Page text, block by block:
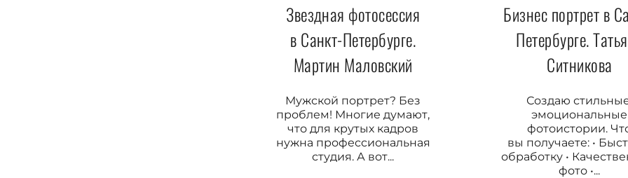
Звездная фотосессия
в Санкт-Петербурге.
Мартин Маловский
Мужской портрет? Без
проблем! Многие думают,
что для крутых кадров
нужна профессиональная
студия. А вот...
Бизнес портрет в
Петербурге.
Ситникова
Создаю
эмоциональные
фотоистории.
вы получаете: •
обработку •
фото •...